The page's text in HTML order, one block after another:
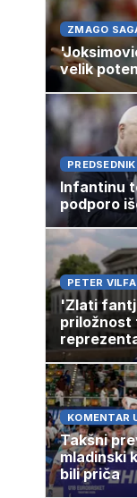
ZMAGO
velik
Infantinu
podporo
PETER
'Zlati
priložnost
KOMENTAR
Takšni
mladinski
bili priča